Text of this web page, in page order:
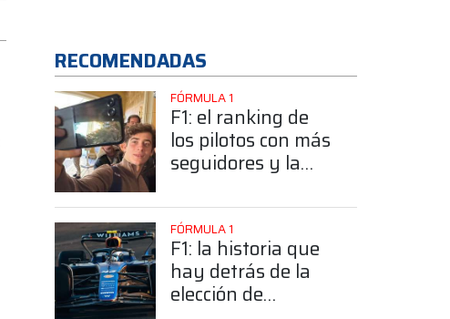
RECOMENDADAS
FÓRMULA 1
F1: el ranking de
los pilotos con más
seguidores y la
posición de
Colapinto
FÓRMULA 1
F1: la historia que
hay detrás de la
elección de